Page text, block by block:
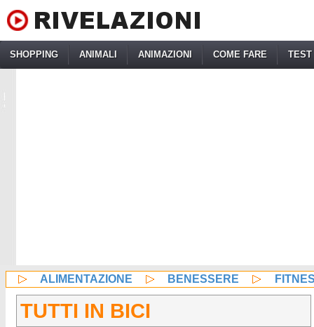
SHOPPING ANIMALI ANIMAZIONI COME FARE TEST
ALIMENTAZIONE BENESSERE
TUTTI IN BICI